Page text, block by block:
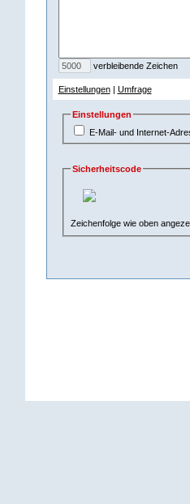
verbleibende Zeichen
Einstellungen| Umfrage
Einstellungen
E-Mail- und Internet-
Sicherheitscode
Zeichenfolge wie oben